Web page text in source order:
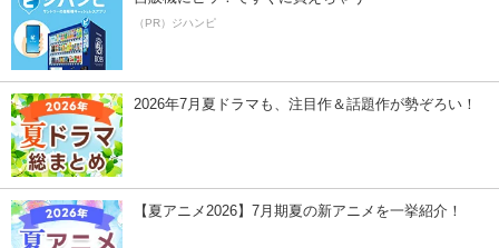
（PR）ジハンピ
2026年7月夏ドラマも、注目作＆話題作が勢ぞろい！
【夏アニメ2026】7月期夏の新アニメを一挙紹介！